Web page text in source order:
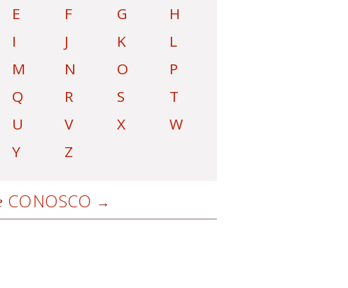
E
F G
H
I
J K
L
M
N O
P
Q
R S
T
U
V X
W
Y
Z
CONOSCO